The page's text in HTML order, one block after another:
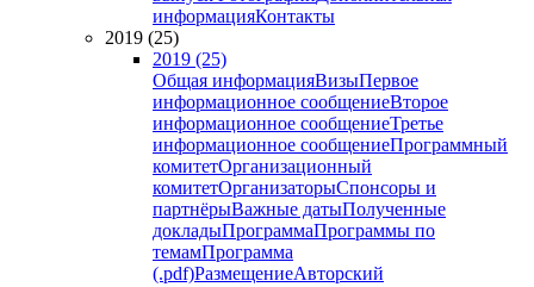
информацияКонтакты
2019 (25)
2019 (25)
Общая информацияВизыПервое
информационное сообщениеВторое
информационное сообщениеТретье
информационное сообщениеПрограммный
комитетОрганизационный
комитетОрганизаторыСпонсоры и
партнёрыВажные датыПолученные
докладыПрограммаПрограммы по
темамПрограмма
(.pdf)РазмещениеАвторский